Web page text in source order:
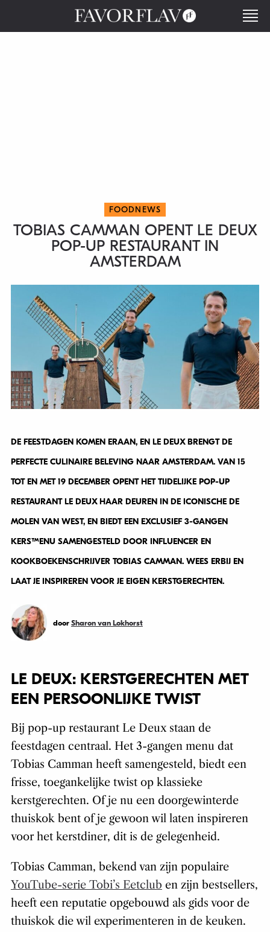
FOODNEWS
TOBIAS CAMMAN OPENT LE DEUX
POP-UP RESTAURANT IN
AMSTERDAM
DE FEESTDAGEN KOMEN ERAAN, EN LE DEUX BRENGT DE
PERFECTE CULINAIRE BELEVING NAAR AMSTERDAM. VAN 15
TOT EN MET 19 DECEMBER OPENT HET TIJDELIJKE POP-UP
RESTAURANT LE DEUX HAAR DEUREN IN DE ICONISCHE DE
MOLEN VAN WEST, EN BIEDT EEN EXCLUSIEF 3-GANGEN
KERSTMENU SAMENGESTELD DOOR INFLUENCER EN
KOOKBOEKENSCHRIJVER TOBIAS CAMMAN. WEES ERBIJ EN
LAAT JE INSPIREREN VOOR JE EIGEN KERSTGERECHTEN.
door Sharon van Lokhorst
LE DEUX: KERSTGERECHTEN MET
EEN PERSOONLIJKE TWIST
Bij pop-up restaurant Le Deux staan de
feestdagen centraal. Het 3-gangen menu dat
Tobias Camman heeft samengesteld, biedt een
frisse, toegankelijke twist op klassieke
kerstgerechten. Of je nu een doorgewinterde
thuiskok bent of je gewoon wil laten inspireren
voor het kerstdiner, dit is de gelegenheid.
Tobias Camman, bekend van zijn populaire
YouTube-serie Tobi’s Eetclub en zijn bestsellers,
heeft een reputatie opgebouwd als gids voor de
thuiskok die wil experimenteren in de keuken.